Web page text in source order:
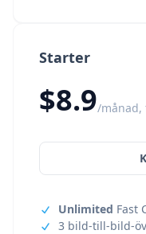
Starter
$8.9/månad,
Unlimited Fast
3 bild-till-bild-